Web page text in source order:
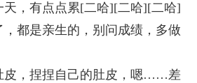
天，有点点累[二哈][二哈][二哈]
，都是亲生的，别问成绩，多做
皮，捏捏自己的肚皮，嗯……差